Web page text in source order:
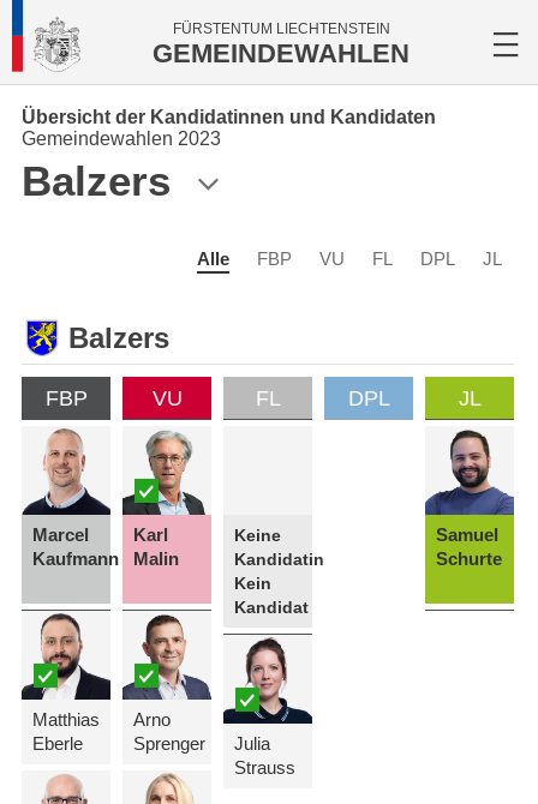
FÜRSTENTUM LIECHTENSTEIN
GEMEINDEWAHLEN
Übersicht der Kandidatinnen und Kandidaten
Gemeindewahlen 2023
Balzers
Alle FBP VU FL DPL JL
Balzers
FBP
Marcel
Kaufmann
Matthias
Eberle
VU
Karl
Malin
Arno
Sprenger
FL
Keine
Kandidatin
Kein
Kandidat
Julia
Strauss
DPL JL
Samuel
Schurte